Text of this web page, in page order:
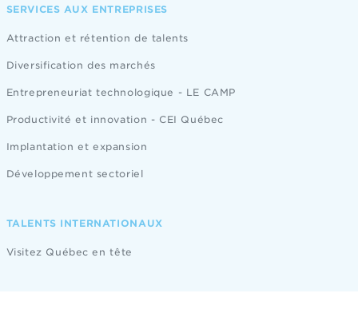
SERVICES AUX ENTREPRISES
Attraction et rétention de talents
Diversification des marchés
Entrepreneuriat technologique - LE CAMP
Productivité et innovation - CEI Québec
Implantation et expansion
Développement sectoriel
TALENTS INTERNATIONAUX
Visitez Québec en tête